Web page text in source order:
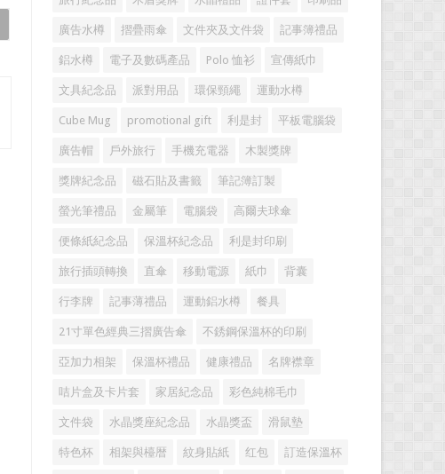
廣告水樽 摺疊雨傘 文件夾及文件袋 記事簿禮品
鋁水樽 電子及數碼產品 Polo 恤衫 宣傳紙巾
文具紀念品 派對用品 環保頸繩 運動水樽
Cube Mug promotional gift 利是封 平板電腦袋
廣告帽 戶外旅行 手機充電器 木製獎牌
獎牌紀念品 磁石貼及書籤 筆記簿訂製
螢光筆禮品 金屬筆 電腦袋 高爾夫球傘
便條紙紀念品 保溫杯紀念品 利是封印刷
旅行插頭轉換 直傘 移動電源 紙巾 背囊
行李牌 記事薄禮品 運動鋁水樽 餐具
21寸單色經典三摺廣告傘 不銹鋼保溫杯的印刷
亞加力相架 保溫杯禮品 健康禮品 名牌襟章
咭片盒及卡片套 家居紀念品 彩色純棉毛巾
文件袋 水晶獎座紀念品 水晶獎盃 滑鼠墊
特色杯 相架與檯暦 紋身貼紙 红包 訂造保溫杯